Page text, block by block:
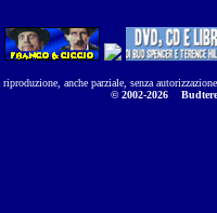
anche parziale, senza
© 2002-2026